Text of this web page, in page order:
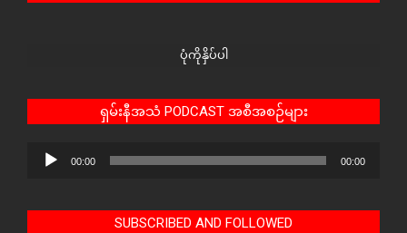
ပုံကိုနှိပ်ပါ
ရှမ်းနီအသံ PODCAST အစီအစဉ်များ
Audio
00:00 00:00
SUBSCRIBED AND FOLLOWED